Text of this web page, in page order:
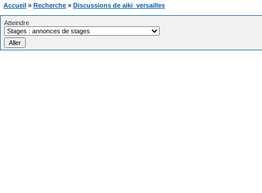
Accueil » Recherche » Discussions de aiki_versailles
Atteindre